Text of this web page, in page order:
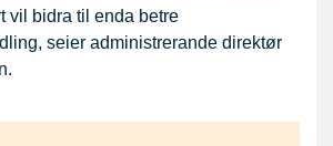
vil bidra til enda betre
seier administrerande direktør